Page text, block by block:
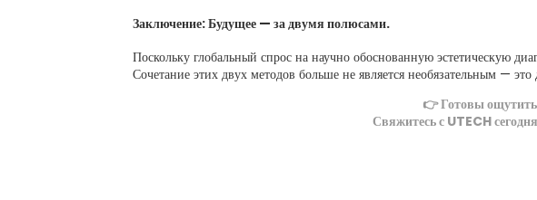
Заключение: Будущее — за двумя полюсами.
Поскольку глобальный спрос на научно обоснованную эстетическую
Сочетание этих двух методов больше не является необязательным —
👉 Готовы
Свяжитесь с UTECH